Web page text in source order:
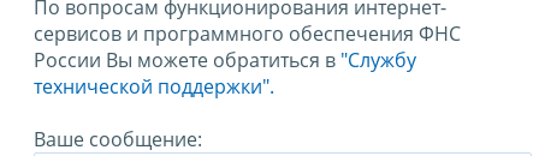
По вопросам функционирования интернет-
сервисов и программного обеспечения ФНС
России Вы можете обратиться в "Службу
технической поддержки".
Ваше сообщение: